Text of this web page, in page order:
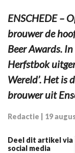
ENSCHEDE –
brouwer de
Beer Awards.
Herfstbok
Wereld’. Het is
brouwer uit
Redactie 19
Deel dit artikel via
social media